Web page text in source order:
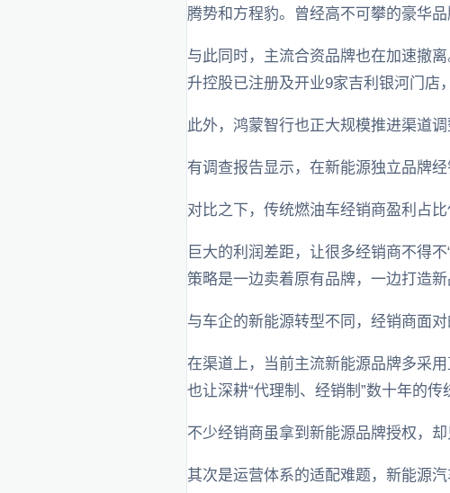
腾势和方程豹。曾经高不可攀的豪华品
与此同时，主流合资品牌也在加速撤
升控股已注册及开业9家吉利银河门店
此外，鸿蒙智行也正大规模推进渠道
有调查报告显示，在新能源独立品牌
对比之下，传统燃油车经销商盈利占比
巨大的利润差距，让很多经销商不得
策略是一边卖着原有品牌，一边打造
与车企的新能源转型不同，经销商面
在渠道上，当前主流新能源品牌多采
也让深耕“代理制、经销制”数十年的传
不少经销商虽拿到新能源品牌授权，
其次是运营体系的适配难题，新能源